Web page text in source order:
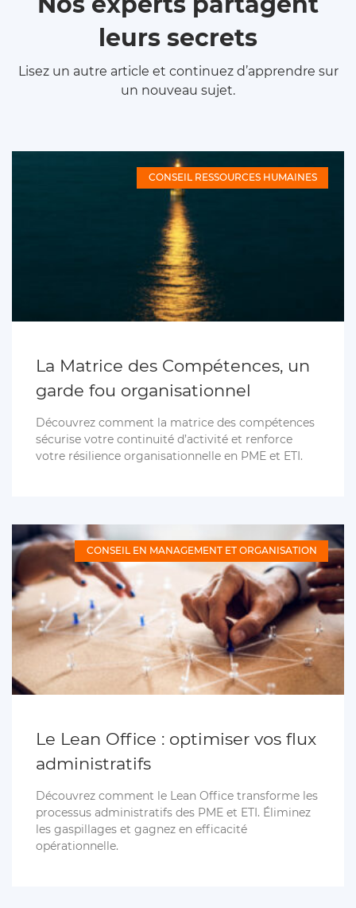
leurs secrets
Lisez un autre article et continuez d’apprendre sur
un nouveau sujet.
CONSEIL RESSOURCES HUMAINES
La Matrice des Compétences, un
garde fou organisationnel
Découvrez comment la matrice des compétences
sécurise votre continuité d’activité et renforce
votre résilience organisationnelle en PME et ETI.
CONSEIL EN MANAGEMENT ET ORGANISATION
Le Lean Office : optimiser vos flux
administratifs
Découvrez comment le Lean Office transforme les
processus administratifs des PME et ETI. Éliminez
les gaspillages et gagnez en efficacité
opérationnelle.